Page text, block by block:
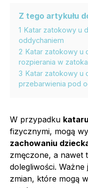
Z tego artykułu
1 Katar zatokowy u
oddychaniem
2 Katar zatokowy u
rozpierania w
3 Katar zatokowy u
przebarwienia pod
W przypadku
fizycznymi, mogą
zachowaniu
zmęczone, a nawet
dolegliwości.
zmian, które mogą